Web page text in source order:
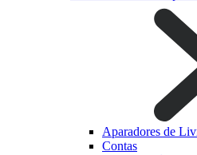
Aparadores de
Contas